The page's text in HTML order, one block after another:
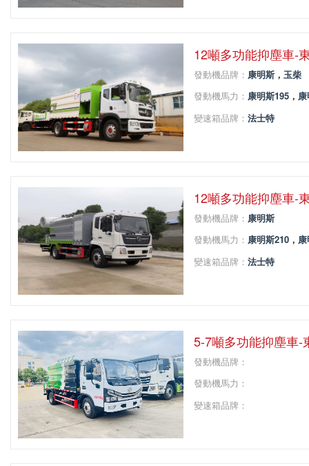
12噸多功能抑塵車-
發動機品牌： 康明斯，玉柴
發動機馬力： 康明斯195，
變速箱品牌： 法士特
12噸多功能抑塵車-
發動機品牌： 康明斯
發動機馬力： 康明斯210，
變速箱品牌： 法士特
5-7噸多功能抑塵車-
發動機品牌：
發動機馬力：
變速箱品牌：